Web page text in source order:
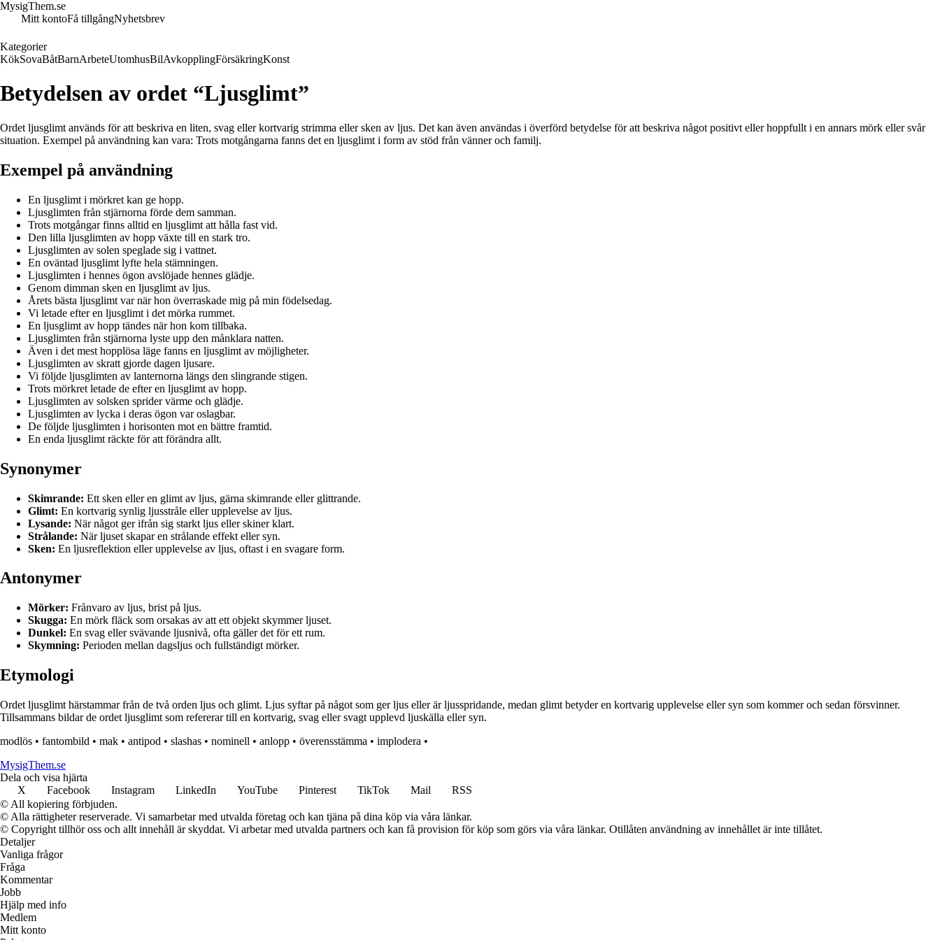
MysigThem.se
Mitt kontoFå tillgångNyhetsbrev
Kategorier
KökSovaBåtBarnArbeteUtomhusBilAvkopplingFörsäkringKonst
Betydelsen av ordet “Ljusglimt”
Ordet ljusglimt används för att beskriva en liten, svag eller kortvarig strimma eller sken av ljus. Det kan även användas i överförd betydelse för att beskriva något positivt eller hoppfullt i en annars mörk eller svår
situation. Exempel på användning kan vara: Trots motgångarna fanns det en ljusglimt i form av stöd från vänner och familj.
Exempel på användning
En ljusglimt i mörkret kan ge hopp.
Ljusglimten från stjärnorna förde dem samman.
Trots motgångar finns alltid en ljusglimt att hålla fast vid.
Den lilla ljusglimten av hopp växte till en stark tro.
Ljusglimten av solen speglade sig i vattnet.
En oväntad ljusglimt lyfte hela stämningen.
Ljusglimten i hennes ögon avslöjade hennes glädje.
Genom dimman sken en ljusglimt av ljus.
Årets bästa ljusglimt var när hon överraskade mig på min födelsedag.
Vi letade efter en ljusglimt i det mörka rummet.
En ljusglimt av hopp tändes när hon kom tillbaka.
Ljusglimten från stjärnorna lyste upp den månklara natten.
Även i det mest hopplösa läge fanns en ljusglimt av möjligheter.
Ljusglimten av skratt gjorde dagen ljusare.
Vi följde ljusglimten av lanternorna längs den slingrande stigen.
Trots mörkret letade de efter en ljusglimt av hopp.
Ljusglimten av solsken sprider värme och glädje.
Ljusglimten av lycka i deras ögon var oslagbar.
De följde ljusglimten i horisonten mot en bättre framtid.
En enda ljusglimt räckte för att förändra allt.
Synonymer
Skimrande: Ett sken eller en glimt av ljus, gärna skimrande eller glittrande.
Glimt: En kortvarig synlig ljusstråle eller upplevelse av ljus.
Lysande: När något ger ifrån sig starkt ljus eller skiner klart.
Strålande: När ljuset skapar en strålande effekt eller syn.
Sken: En ljusreflektion eller upplevelse av ljus, oftast i en svagare form.
Antonymer
Mörker: Frånvaro av ljus, brist på ljus.
Skugga: En mörk fläck som orsakas av att ett objekt skymmer ljuset.
Dunkel: En svag eller svävande ljusnivå, ofta gäller det för ett rum.
Skymning: Perioden mellan dagsljus och fullständigt mörker.
Etymologi
Ordet ljusglimt härstammar från de två orden ljus och glimt. Ljus syftar på något som ger ljus eller är ljusspridande, medan glimt betyder en kortvarig upplevelse eller syn som kommer och sedan försvinner.
Tillsammans bildar de ordet ljusglimt som refererar till en kortvarig, svag eller svagt upplevd ljuskälla eller syn.
modlös • fantombild • mak • antipod • slashas • nominell • anlopp • överensstämma • implodera •
MysigThem.se
Dela och visa hjärta
X
Facebook Instagram LinkedIn YouTube Pinterest TikTok Mail
RSS
© All kopiering förbjuden.
© Alla rättigheter reserverade. Vi samarbetar med utvalda företag och kan tjäna på dina köp via våra länkar.
© Copyright tillhör oss och allt innehåll är skyddat. Vi arbetar med utvalda partners och kan få provision för köp som görs via våra länkar. Otillåten användning av innehållet är inte tillåtet.
Detaljer
Vanliga frågor
Fråga
Kommentar
Jobb
Hjälp med info
Medlem
Mitt konto